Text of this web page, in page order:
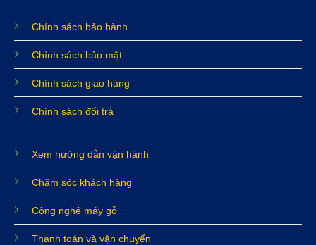
Chính sách bảo hành
Chính sách bảo mật
Chính sách giao hàng
Chính sách đổi trả
Xem hướng dẫn vận hành
Chăm sóc khách hàng
Công nghệ máy gỗ
Thanh toán và vận chuyển